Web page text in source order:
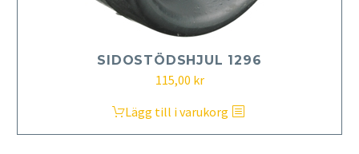
SIDOSTÖDSHJUL 1296
115,00 kr
Lägg till i varukorg